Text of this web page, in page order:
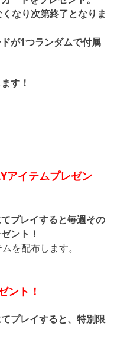
なり次第終了となりま
が1つランダムで付属
す！
アイテムプレゼン
プレイすると毎週その
ント！
を配布します。
ント！
プレイすると、特別限